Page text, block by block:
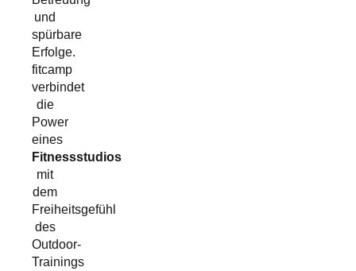
und
spürbare
Erfolge.
fitcamp
verbindet
die
Power
eines
Fitnessstudios
mit
dem
Freiheitsgefühl
des
Outdoor-
Trainings